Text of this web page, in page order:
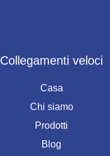
Collegamenti veloci
Casa
Chi siamo
Prodotti
Blog